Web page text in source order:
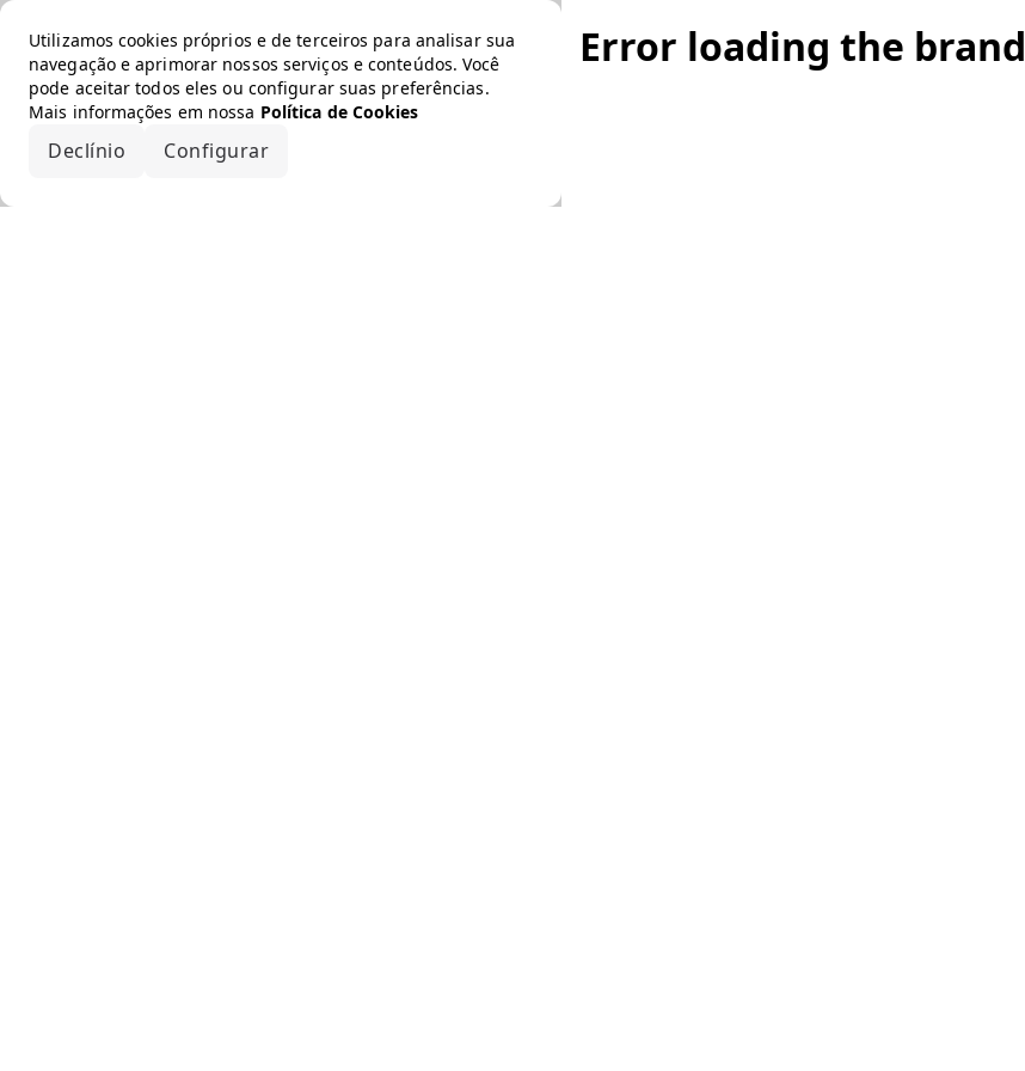
Utilizamos cookies próprios e de terceiros para analisar sua
navegação e aprimorar nossos serviços e conteúdos. Você
pode aceitar todos eles ou configurar suas preferências.
Mais informações em nossa Política de Cookies
Declínio Configurar
Error loading the brand